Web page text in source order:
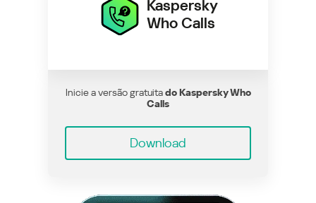
Kaspersky
Who Calls
Inicie a versão gratuitado Kaspersky Who
Calls
Download